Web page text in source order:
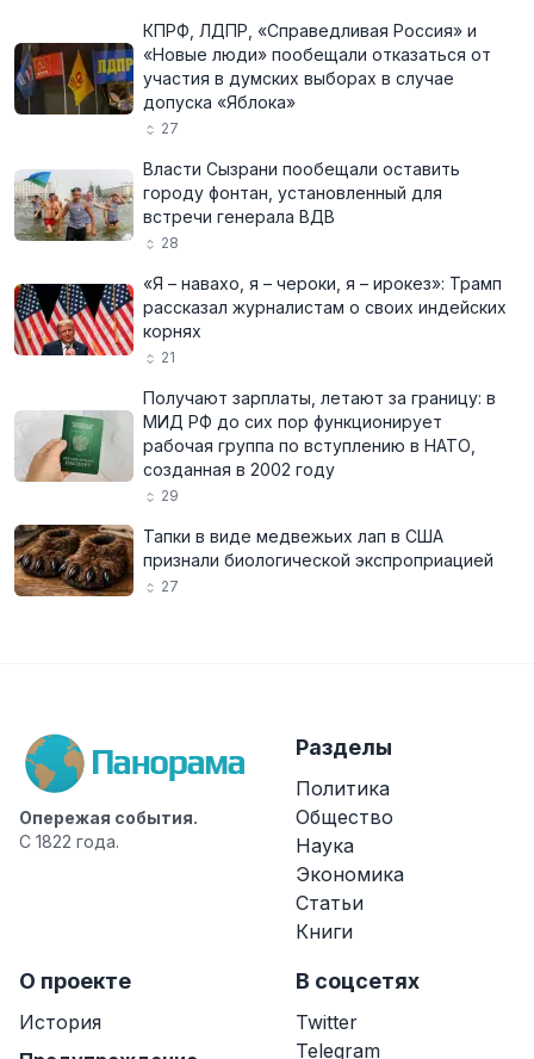
КПРФ, ЛДПР, «Справедливая Россия» и
«Новые люди» пообещали отказаться от
участия в думских выборах в случае
допуска «Яблока»
27
Власти Сызрани пообещали оставить
городу фонтан, установленный для
встречи генерала ВДВ
28
«Я – навахо, я – чероки, я – ирокез»: Трамп
рассказал журналистам о своих индейских
корнях
21
Получают зарплаты, летают за границу: в
МИД РФ до сих пор функционирует
рабочая группа по вступлению в НАТО,
созданная в 2002 году
29
Тапки в виде медвежьих лап в США
признали биологической экспроприацией
27
Опережая события.
С 1822 года.
Разделы
Политика
Общество
Наука
Экономика
Статьи
Книги
О проекте
История
В соцсетях
Twitter
Telegram